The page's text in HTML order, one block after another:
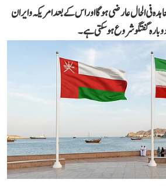
فی الحال عارضی ہوگا اور اس کے بعد امریکہ و ایران
گفتگو شروع ہو سکتی ہے۔